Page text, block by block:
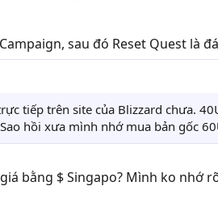
sau đó Reset Quest là
tiếp trên site của Blizzard chưa.
hồi xưa mình nhớ mua bản gốc
bằng $ Singapo? Mình ko nhớ